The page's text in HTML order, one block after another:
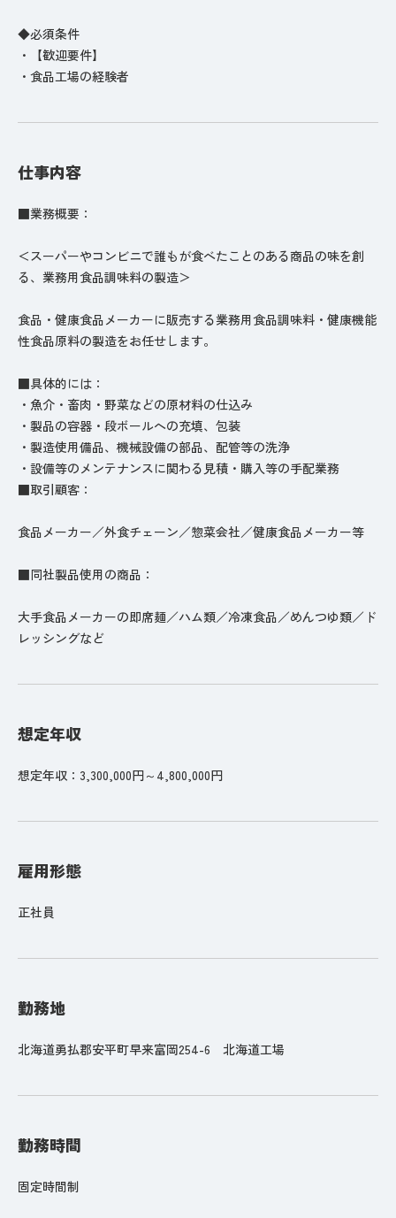
◆必須条件
・【歓迎要件】
・食品工場の経験者
仕事内容
■業務概要：
＜スーパーやコンビニで誰もが食べたことのある商品の味を創
る、業務用食品調味料の製造＞
食品・健康食品メーカーに販売する業務用食品調味料・健康機能
性食品原料の製造をお任せします。
■具体的には：
・魚介・畜肉・野菜などの原材料の仕込み
・製品の容器・段ボールへの充填、包装
・製造使用備品、機械設備の部品、配管等の洗浄
・設備等のメンテナンスに関わる見積・購入等の手配業務
■取引顧客：
食品メーカー／外食チェーン／惣菜会社／健康食品メーカー等
■同社製品使用の商品：
大手食品メーカーの即席麺／ハム類／冷凍食品／めんつゆ類／ド
レッシングなど
想定年収
想定年収：3,300,000円～4,800,000円
雇用形態
正社員
勤務地
北海道勇払郡安平町早来富岡254-6 北海道工場
勤務時間
固定時間制